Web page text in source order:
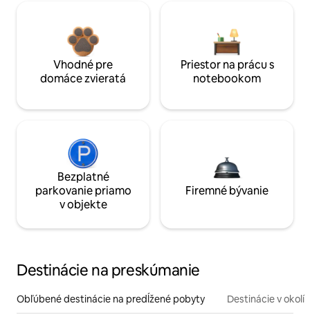
Vhodné pre
domáce zvieratá
Priestor na prácu s
notebookom
Bezplatné
parkovanie priamo
v objekte
Firemné bývanie
Destinácie na preskúmanie
Obľúbené destinácie na predĺžené pobyty Destinácie v okolí